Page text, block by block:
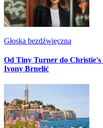
Głoska bezdźwięczna
Od Tiny Turner do
Ivony Brnelić